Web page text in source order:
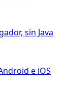
sin Java
e iOS